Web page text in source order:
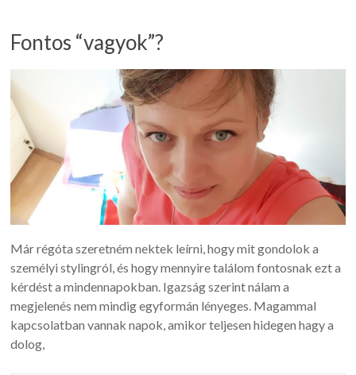
Fontos “vagyok”?
Már régóta szeretném nektek leírni, hogy mit gondolok a
személyi stylingról, és hogy mennyire találom fontosnak ezt a
kérdést a mindennapokban. Igazság szerint nálam a
megjelenés nem mindig egyformán lényeges. Magammal
kapcsolatban vannak napok, amikor teljesen hidegen hagy a
dolog,